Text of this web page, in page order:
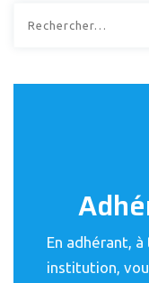
En adhérant,
institution,